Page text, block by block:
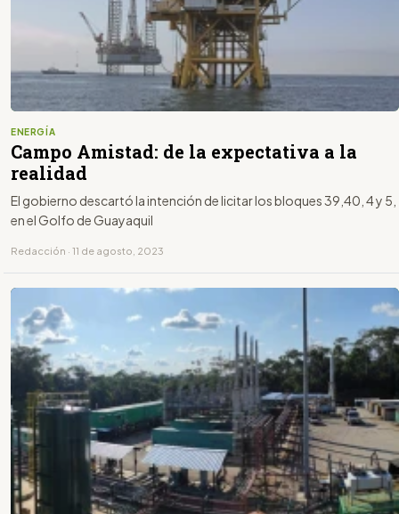
ENERGÍA
Campo Amistad: de la expectativa a la
realidad
El gobierno descartó la intención de licitar los bloques 39,40, 4 y 5,
en el Golfo de Guayaquil
Redacción · 11 de agosto, 2023